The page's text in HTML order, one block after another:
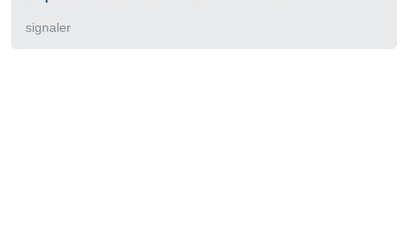
signaler